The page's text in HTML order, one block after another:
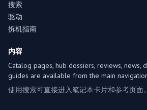
搜索
驱动
拆机指南
内容
Catalog pages, hub dossiers, reviews, news,
guides are available from the main
使用搜索可直接进入笔记本卡片和参考页面。